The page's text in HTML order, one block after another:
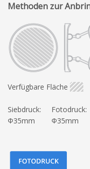
Methoden zur
Verfügbare Fläche
Siebdruck:
Φ35mm
Fotodruck:
Φ35mm